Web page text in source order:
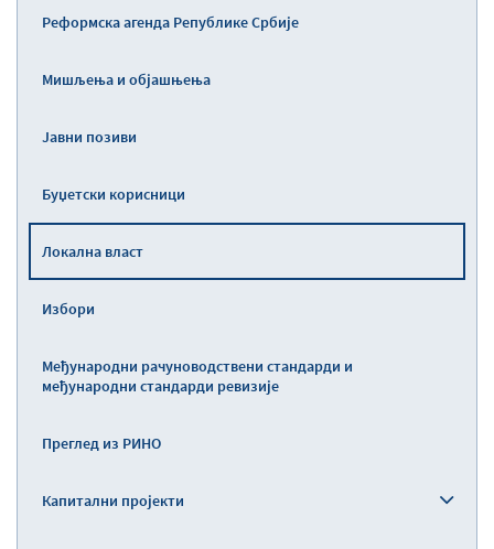
Реформска агенда Републике Србије
Мишљења и објашњења
Јавни позиви
Буџетски корисници
Локална власт
Избори
Међународни рачуноводствени стандарди и
међународни стандарди ревизије
Преглед из РИНО
Капитални пројекти